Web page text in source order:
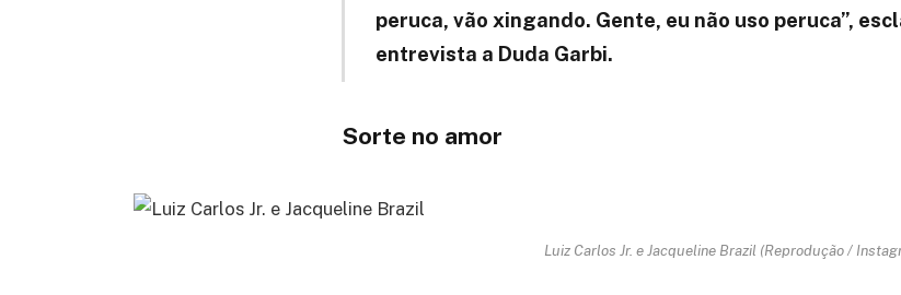
peruca, vão xingando. Gente, eu não uso peruca”,
entrevista a Duda Garbi.
Sorte no amor
Luiz Carlos Jr. e Jacqueline Brazil (Reprodução /